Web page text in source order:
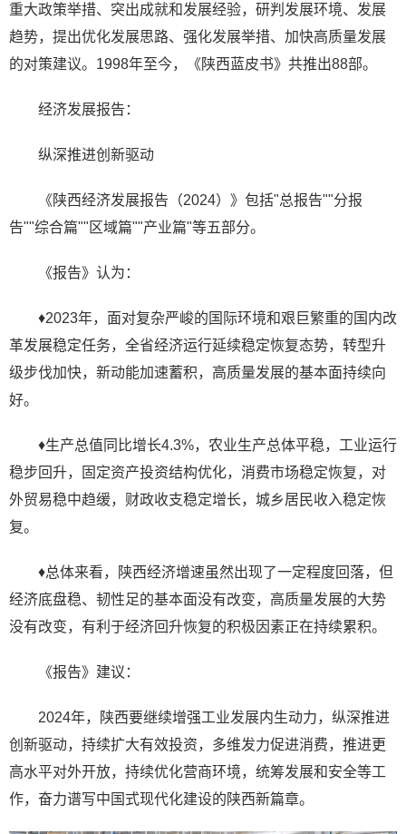
重大政策举措、突出成就和发展经验，研判发展环境、发展
趋势，提出优化发展思路、强化发展举措、加快高质量发展
的对策建议。1998年至今，《陕西蓝皮书》共推出88部。
经济发展报告：
纵深推进创新驱动
《陕西经济发展报告（2024）》包括"总报告""分报
告""综合篇""区域篇""产业篇"等五部分。
《报告》认为：
♦2023年，面对复杂严峻的国际环境和艰巨繁重的国内改
革发展稳定任务，全省经济运行延续稳定恢复态势，转型升
级步伐加快，新动能加速蓄积，高质量发展的基本面持续向
好。
♦生产总值同比增长4.3%，农业生产总体平稳，工业运行
稳步回升，固定资产投资结构优化，消费市场稳定恢复，对
外贸易稳中趋缓，财政收支稳定增长，城乡居民收入稳定恢
复。
♦总体来看，陕西经济增速虽然出现了一定程度回落，但
经济底盘稳、韧性足的基本面没有改变，高质量发展的大势
没有改变，有利于经济回升恢复的积极因素正在持续累积。
《报告》建议：
2024年，陕西要继续增强工业发展内生动力，纵深推进
创新驱动，持续扩大有效投资，多维发力促进消费，推进更
高水平对外开放，持续优化营商环境，统筹发展和安全等工
作，奋力谱写中国式现代化建设的陕西新篇章。